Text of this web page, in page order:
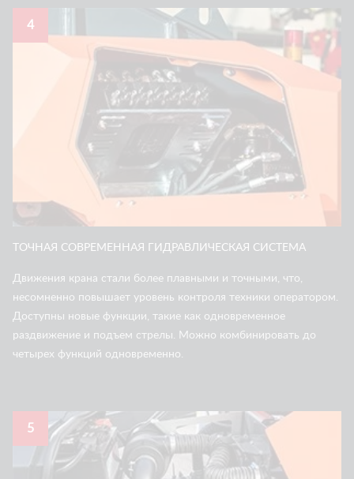
4
ТОЧНАЯ СОВРЕМЕННАЯ ГИДРАВЛИЧЕСКАЯ СИСТЕМА
Движения крана стали более плавными и точными, что,
несомненно повышает уровень контроля техники оператором.
Доступны новые функции, такие как одновременное
раздвижение и подъем стрелы. Можно комбинировать до
четырех функций одновременно.
5